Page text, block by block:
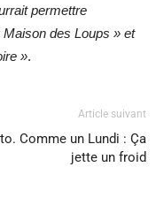
permettre
Maison des Loups » et
».
Article suivant
Comme un Lundi : Ça
jette un froid